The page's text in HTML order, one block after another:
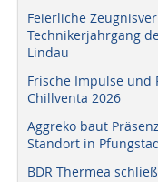
Feierliche
Technikerjahrgang
Lindau
Frische Impulse und
Chillventa 2026
Aggreko baut
Standort in
BDR Thermea